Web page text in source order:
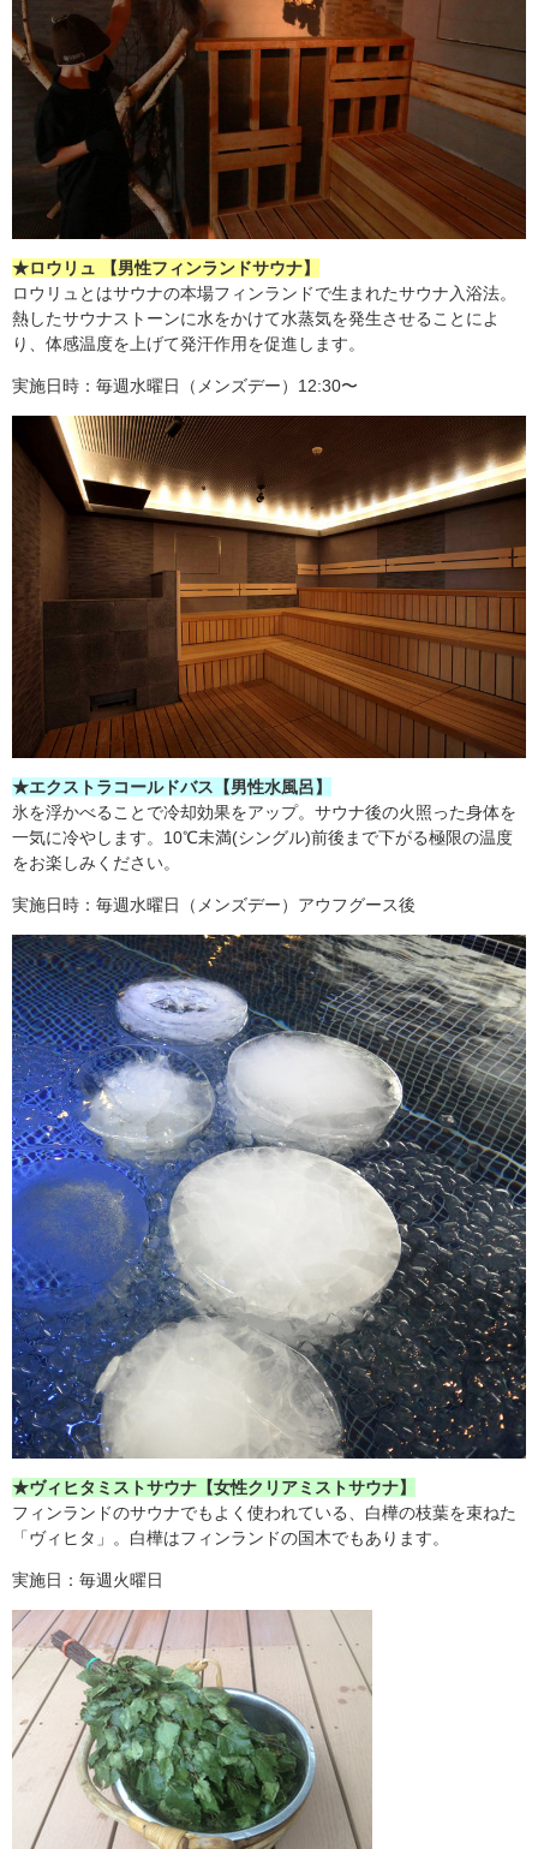
★ロウリュ 【男性フィンランドサウナ】
ロウリュとはサウナの本場フィンランドで生まれたサウナ入浴法。
熱したサウナストーンに水をかけて水蒸気を発生させることによ
り、体感温度を上げて発汗作用を促進します。
実施日時：毎週水曜日（メンズデー）12:30〜
★エクストラコールドバス【男性水風呂】
氷を浮かべることで冷却効果をアップ。サウナ後の火照った身体を
一気に冷やします。10℃未満(シングル)前後まで下がる極限の温度
をお楽しみください。
実施日時：毎週水曜日（メンズデー）アウフグース後
★ヴィヒタミストサウナ【女性クリアミストサウナ】
フィンランドのサウナでもよく使われている、白樺の枝葉を束ねた
「ヴィヒタ」。白樺はフィンランドの国木でもあります。
実施日：毎週火曜日